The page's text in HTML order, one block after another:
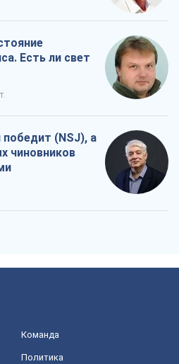
Есть ли свет
(NSJ), а
чиновников
Команда
Политика